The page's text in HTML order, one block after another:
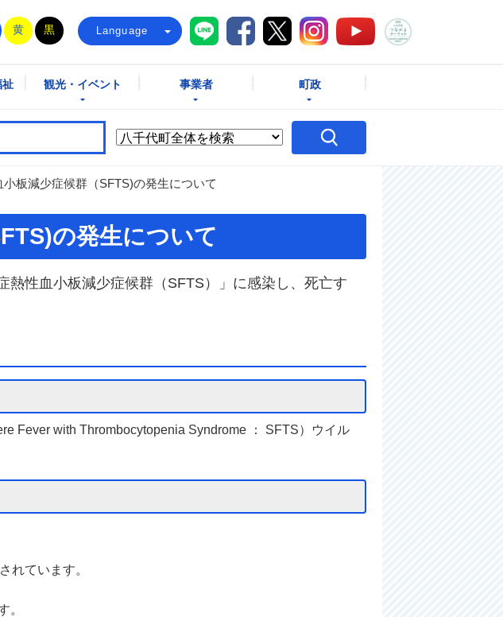
黄 黒 Language 八千代町LINE
八千代町Facebook
八千代町X八千代町Instagram八千代町YouTube
祉 観光・イベント 事業者 町政
板減少症候群（SFTS)の発生について
の発生について
性血小板減少症候群（SFTS）」に感染し、死亡す
Fever with Thrombocytopenia Syndrome ： SFTS）ウイル
れています。
。